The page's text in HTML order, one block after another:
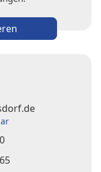
0
65